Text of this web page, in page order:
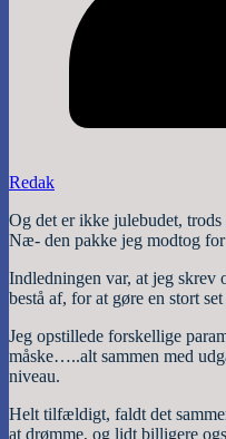
Redak
Og det er ikke julebudet, trods
Næ- den pakke jeg modtog for
Indledningen var, at jeg skrev
bestå af, for at gøre en stort
Jeg opstillede forskellige
måske…..alt sammen med
niveau.
Helt tilfældigt, faldt det
at drømme, og lidt billigere